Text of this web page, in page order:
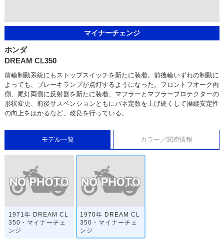
マイナーチェンジ
ホンダ
DREAM CL350
前輪制動系統にもストップスイッチを新たに装着。前後輪いずれの制動に
よっても、ブレーキランプが点灯するようになった。フロントフオーク両
側、尾灯両側に反射器を新たに装着、マフラーとマフラープロテクターの
形状変更、前後サスペンションともにバネ定数を上げ硬くして操縦安定性
の向上をはかるなど、改良を行っている。
モデル一覧 カラー／関連情報
1971年 DREAM CL
350・マイナーチェ
ンジ
1970年 DREAM CL
350・マイナーチェ
ンジ